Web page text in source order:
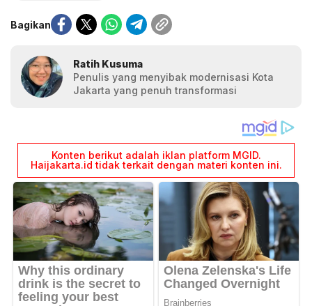
Bagikan
Ratih Kusuma
Penulis yang menyibak modernisasi Kota
Jakarta yang penuh transformasi